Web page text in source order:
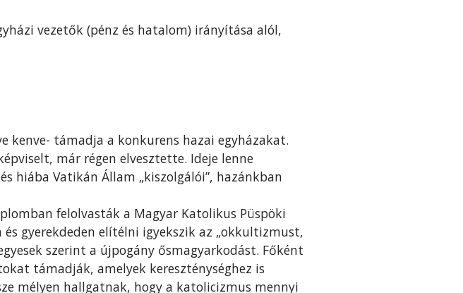
vezetők (pénz és hatalom) irányítása alól,
kenve- támadja a konkurens hazai egyházakat.
már régen elvesztette. Ideje lenne
hiába Vatikán Állam „kiszolgálói”, hazánkban
felolvasták a Magyar Katolikus Püspöki
gyerekdeden elítélni igyekszik az „okkultizmust,
szerint a újpogány ősmagyarkodást. Főként
támadják, amelyek kereszténységhez is
mélyen hallgatnak, hogy a katolicizmus mennyi